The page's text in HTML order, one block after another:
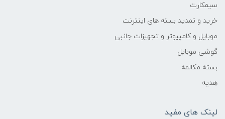
سیمکارت
خرید و تمدید بسته های اینترنت
موبایل و کامپیوتر و تجهیزات جانبی
گوشی موبایل
بسته مکالمه
هدیه
لینک های مفید